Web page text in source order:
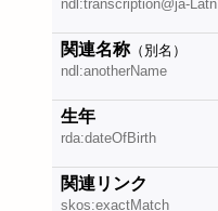
ndl:transcription@ja-Latn
関連名称（別名）
ndl:anotherName
生年
rda:dateOfBirth
関連リンク
skos:exactMatch